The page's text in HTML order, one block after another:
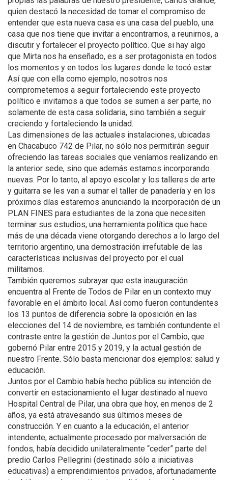
quien destacó la necesidad de tomar el compromiso de
entender que esta nueva casa es una casa del pueblo, una
casa que nos tiene que invitar a encontrarnos, a reunirnos, a
discutir y fortalecer el proyecto político. Que si hay algo
que Mirta nos ha enseñado, es a ser protagonista en todos
los momentos y en todos los lugares donde le tocó estar.
Así que con ella como ejemplo, nosotros nos
comprometemos a seguir fortaleciendo este proyecto
político e invitamos a que todos se sumen a ser parte, no
solamente de esta casa solidaria, sino también a seguir
creciendo y fortaleciendo la unidad.
Las dimensiones de las actuales instalaciones, ubicadas
en Chacabuco 742 de Pilar, no sólo nos permitirán seguir
ofreciendo las tareas sociales que veníamos realizando en
la anterior sede, sino que además estamos incorporando
nuevas. Por lo tanto, al apoyo escolar y los talleres de arte
y guitarra se les van a sumar el taller de panadería y en los
próximos días estaremos anunciando la incorporación de un
PLAN FINES para estudiantes de la zona que necesiten
terminar sus estudios, una herramienta política que hace
más de una década viene otorgando derechos a lo largo del
territorio argentino, una demostración irrefutable de las
características inclusivas del proyecto por el cual
militamos.
También queremos subrayar que esta inauguración
encuentra al Frente de Todos de Pilar en un contexto muy
favorable en el ámbito local. Así como fueron contundentes
los 13 puntos de diferencia sobre la oposición en las
elecciones del 14 de noviembre, es también contundente el
contraste entre la gestión de Juntos por el Cambio, que
gobernó Pilar entre 2015 y 2019, y la actual gestión de
nuestro Frente. Sólo basta mencionar dos ejemplos: salud y
educación.
Juntos por el Cambio había hecho pública su intención de
convertir en estacionamiento el lugar destinado al nuevo
Hospital Central de Pilar, una obra que hoy, en menos de 2
años, ya está atravesando sus últimos meses de
construcción. Y en cuanto a la educación, el anterior
intendente, actualmente procesado por malversación de
fondos, había decidido unilateralmente “ceder” parte del
predio Carlos Pellegrini (destinado sólo a iniciativas
educativas) a emprendimientos privados, afortunadamente